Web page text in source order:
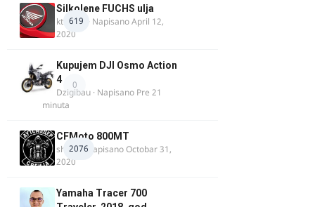
619
Silkolene FUCHS ulja
ktm600 · NapisanoApril 12,
2020
0
Kupujem DJI Osmo Action
4
Dzigibau · Napisano Pre 21
minuta
2076
CFMoto 800MT
shlem· NapisanoOctobar 31,
2020
Yamaha Tracer 700